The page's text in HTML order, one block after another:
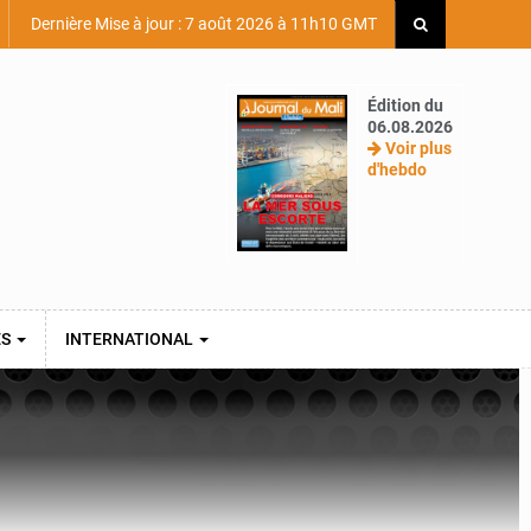
Dernière Mise à jour : 7 août 2026 à 11h10 GMT
Édition du
06.08.2026
Voir plus
d'hebdo
INTERNATIONAL